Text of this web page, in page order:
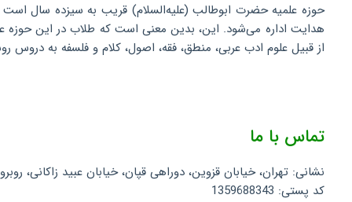
حوزه علمیه حضرت ابوطالب (علیه‌السلام) قریب به سیزده سال
هدایت اداره می‌شود. این، بدین معنی است که طلاب در این حوزه
از قبیل علوم ادب عربی، منطق، فقه، اصول، کلام و فلسفه به دروس
تماس با ما
نشانی: تهران، خیابان قزوین، دوراهی قپان، خیابان عبید زاکانی، روبروی کانون میثم، بن بست
کد پستی: 1359688343